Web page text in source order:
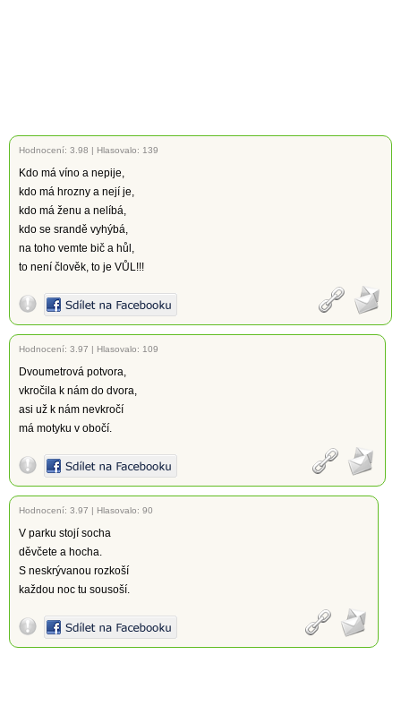
Hodnocení: 3.98 | Hlasovalo: 139
Kdo má víno a nepije,
kdo má hrozny a nejí je,
kdo má ženu a nelíbá,
kdo se srandě vyhýbá,
na toho vemte bič a hůl,
to není člověk, to je VŮL!!!
Hodnocení: 3.97 | Hlasovalo: 109
Dvoumetrová potvora,
vkročila k nám do dvora,
asi už k nám nevkročí
má motyku v obočí.
Hodnocení: 3.97 | Hlasovalo: 90
V parku stojí socha
děvčete a hocha.
S neskrývanou rozkoší
každou noc tu sousoší.